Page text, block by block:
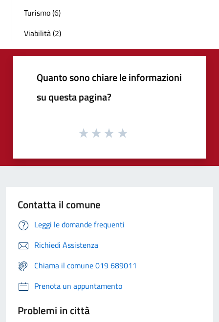
Turismo (6)
Viabilità (2)
Quanto sono chiare le informazioni
su questa pagina?
Contatta il comune
Leggi le domande frequenti
Richiedi Assistenza
Chiama il comune 019 689011
Prenota un appuntamento
Problemi in città